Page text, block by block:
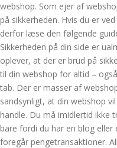
webshop. Som ejer af
på sikkerheden. Hvis du er
derfor læse den følgende
Sikkerheden på din side er
oplever, at der er brud på
til din webshop for altid –
tab. Der er masser af
sandsynligt, at din webshop
handle. Du må imidlertid ikke
bare fordi du har en blog eller
foregår pengetransaktioner.